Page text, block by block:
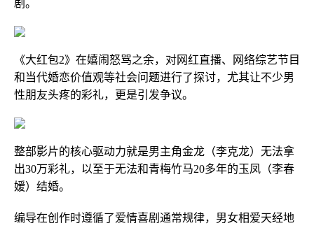
剧。
《大红包2》在嬉闹怒骂之余，对网红直播、网络综艺节目
和当代婚恋价值观等社会问题进行了探讨，尤其让不少男
性朋友头疼的彩礼，更是引发争议。
整部影片的核心驱动力就是男主角金龙（李克龙）无法拿
出30万彩礼，以至于无法和青梅竹马20多年的玉凤（李春
嫒）结婚。
编导在创作时遵循了爱情喜剧通常规律，男女相爱天经地